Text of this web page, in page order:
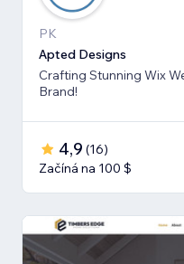
PK
Apted Designs
Crafting Stunning Wix
Brand!
4,9 (16)
Začíná na 100 $